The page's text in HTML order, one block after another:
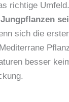
richtige Umfeld.
sich die
besser